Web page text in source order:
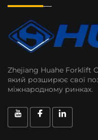
Zhejiang Huahe Forklift
який розширює свої
міжнародному ринках.